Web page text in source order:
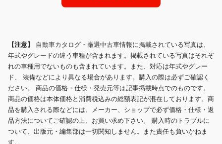
【注意】 自動車カタログ・厳選中古車情報に掲載されている写真は、
年式やグレードの違う車種が含まれます。掲載されている写真はそれぞ
れの車種用でないものも含まれています。また、対応は年式やグレー
ド、 装備などにより異なる場合があります。購入の際は必ずご確認く
ださい。 商品の価格・仕様・発売元等は記事掲載時点でのものです。
商品の価格は本体価格と消費税込みの総額表記が混在しております。商
品を購入される際などには、メーカー、ショップで必ず価格・仕様・返
品方法についてご確認の上、お買い求め下さい。 購入時のトラブルに
ついて、出版元・編集部は一切関知しません。また責任も負いかねま
す。